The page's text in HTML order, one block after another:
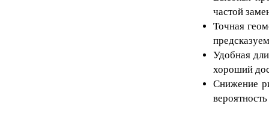
частой
Точная
Удобная
хороший
Снижение